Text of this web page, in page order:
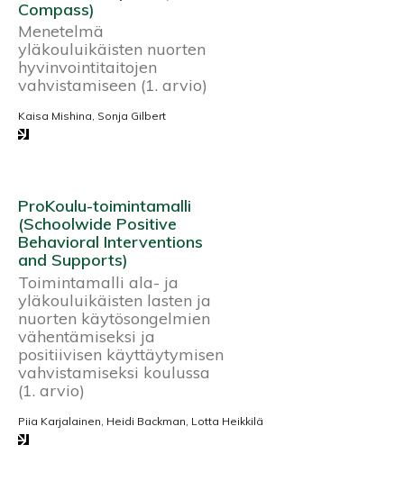
Compass)
Menetelmä
yläkouluikäisten nuorten
hyvinvointitaitojen
vahvistamiseen (1. arvio)
Kaisa Mishina, Sonja Gilbert
ProKoulu-toimintamalli
(Schoolwide Positive
Behavioral Interventions
and Supports)
Toimintamalli ala- ja
yläkouluikäisten lasten ja
nuorten käytösongelmien
vähentämiseksi ja
positiivisen käyttäytymisen
vahvistamiseksi koulussa
(1. arvio)
Piia Karjalainen, Heidi Backman, Lotta Heikkilä